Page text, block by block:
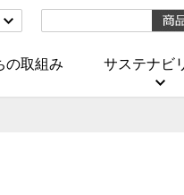
の取組み サステナビ